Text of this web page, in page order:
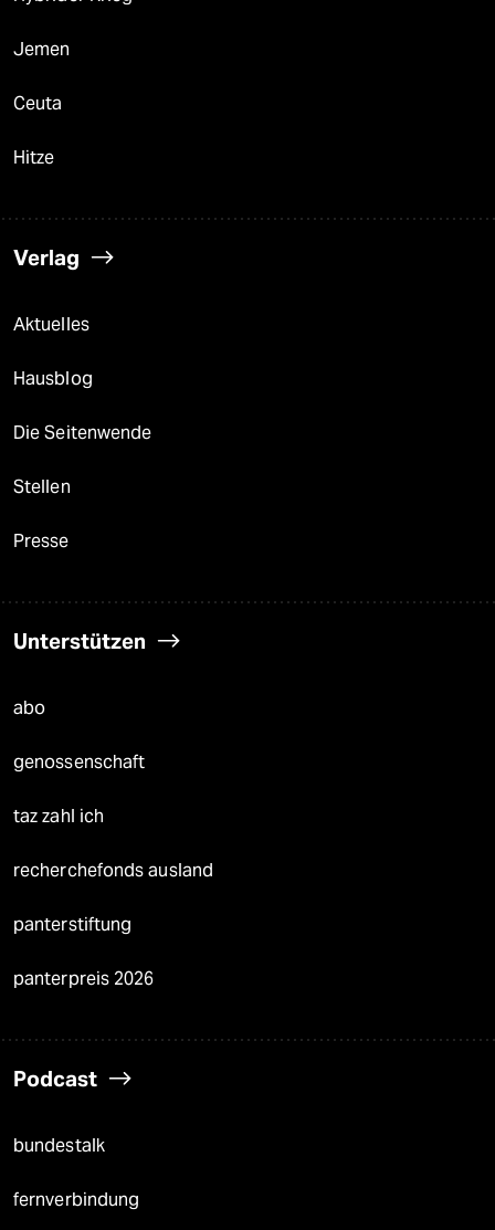
Jemen
Ceuta
Hitze
Verlag
Aktuelles
Hausblog
Die Seitenwende
Stellen
Presse
Unterstützen
abo
genossenschaft
taz zahl ich
recherchefonds ausland
panterstiftung
panterpreis 2026
Podcast
bundestalk
fernverbindung